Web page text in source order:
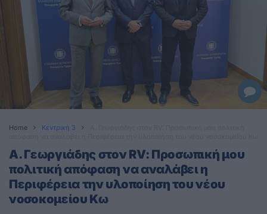
Home Κεντρική 3
Α. Γεωργιάδης στον RV: Προσωπική μου
πολιτική απόφαση να αναλάβει η
Περιφέρεια την υλοποίηση του νέου
νοσοκομείου Κω